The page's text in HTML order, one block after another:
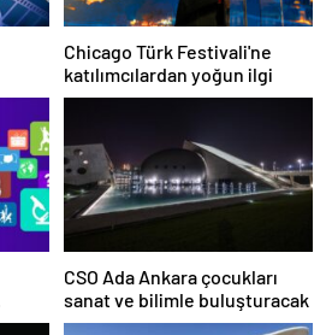
Chicago Türk Festivali'ne
katılımcılardan yoğun ilgi
CSO Ada Ankara çocukları
sanat ve bilimle buluşturacak